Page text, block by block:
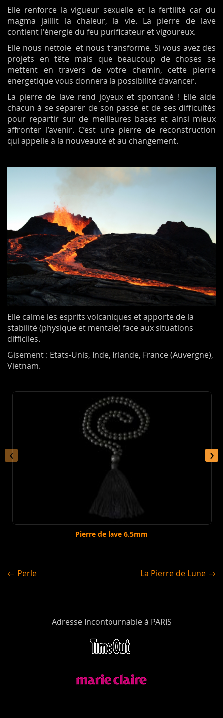
Elle renforce la vigueur sexuelle et la fertilité car du
magma jaillit la chaleur, la vie. La pierre de lave
contient l'énergie du feu purificateur et vigoureux.
Elle nous nettoie et nous transforme. Si vous avez des
projets en tête mais que beaucoup de choses se
mettent en travers de votre chemin, cette pierre
energetique vous donnera la possibilité d’avancer.
La pierre de lave rend joyeux et spontané ! Elle aide
chacun à se séparer de son passé et de ses difficultés
pour repartir sur de meilleures bases et ainsi mieux
affronter l’avenir. C’est une pierre de reconstruction
qui appelle à la nouveauté et au changement.
Elle calme les esprits volcaniques et apporte de la
stabilité (physique et mentale) face aux situations
difficiles.
Gisement : Etats-Unis, Inde, Irlande, France (Auvergne),
Vietnam.
Pierre de lave 6.5mm
‹ ›
← Perle La Pierre de Lune →
Adresse Incontournable à PARIS